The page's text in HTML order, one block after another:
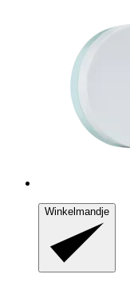
Winkelmandje